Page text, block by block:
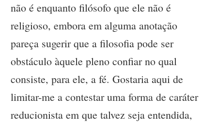
não é enquanto filósofo que ele não é
religioso, embora em alguma anotação
pareça sugerir que a filosofia pode ser
obstáculo àquele pleno confiar no qual
consiste, para ele, a fé. Gostaria aqui de
limitar-me a contestar uma forma de caráter
reducionista em que talvez seja entendida,